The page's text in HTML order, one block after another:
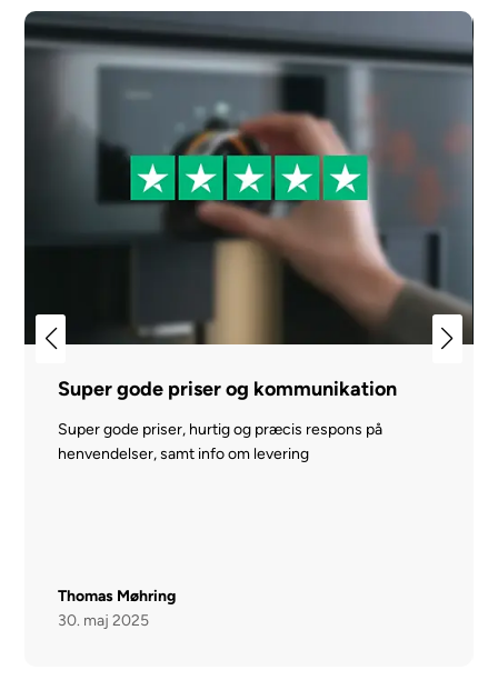
Super gode priser og kommunikation
Super gode priser, hurtig og præcis respons på
henvendelser, samt info om levering
Thomas Møhring
30. maj 2025